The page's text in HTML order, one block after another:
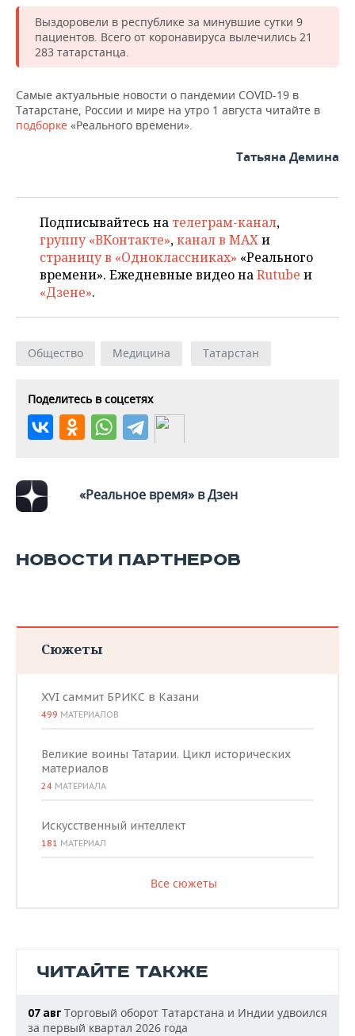
Выздоровели в республике за минувшие сутки 9
пациентов. Всего от коронавируса вылечились 21
283 татарстанца.
Самые актуальные новости о пандемии COVID-19 в
Татарстане, России и мире на утро 1 августа читайте в
подборке «Реального времени».
Татьяна Демина
Подписывайтесь на телеграм-канал,
группу «ВКонтакте»,канал в MAXи
страницу в «Одноклассниках» «Реального
времени». Ежедневные видео наRutube и
«Дзене».
Общество Медицина Татарстан
Поделитесь в соцсетях
«Реальное время» в Дзен
НОВОСТИ ПАРТНЕРОВ
Сюжеты
XVI саммит БРИКС в Казани
499 МАТЕРИАЛОВ
Великие воины Татарии. Цикл исторических
материалов
24 МАТЕРИАЛА
Искусственный интеллект
181 МАТЕРИАЛ
Все сюжеты
ЧИТАЙТЕ ТАКЖЕ
07 авг Торговый оборот Татарстана и Индии удвоился
за первый квартал 2026 года